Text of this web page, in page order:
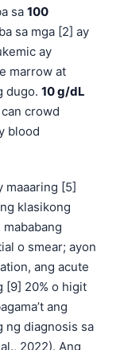
sa 100
sa mga [2] ay
ay
marrow at
dugo. 10 g/dL
crowd
blood
maaaring [5]
klasikong
o smear; ayon
ang acute
[9] 20% o higit
ang
ng diagnosis sa
2022). Ang